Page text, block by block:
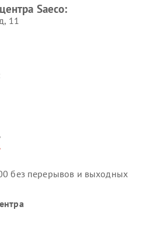
Saeco:
11
без перерывов и выходных